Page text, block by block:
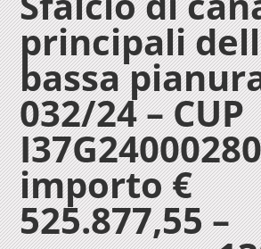
principali
bassa
032/24 – CUP
importo €
525.877,55 –